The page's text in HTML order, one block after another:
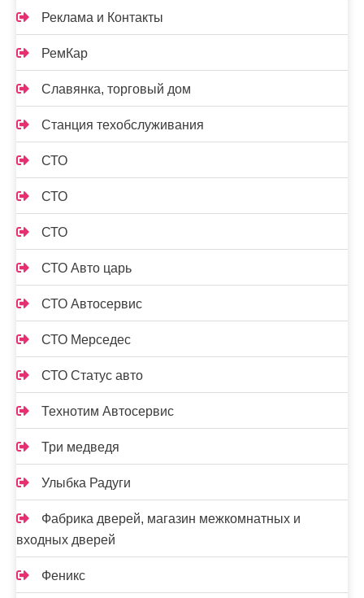
Реклама и Контакты
РемКар
Славянка, торговый дом
Станция техобслуживания
СТО
СТО
СТО
СТО Авто царь
СТО Автосервис
СТО Мерседес
СТО Статус авто
Технотим Автосервис
Три медведя
Улыбка Радуги
Фабрика дверей, магазин межкомнатных и
входных дверей
Феникс